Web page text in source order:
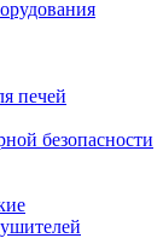
печей
безопасности